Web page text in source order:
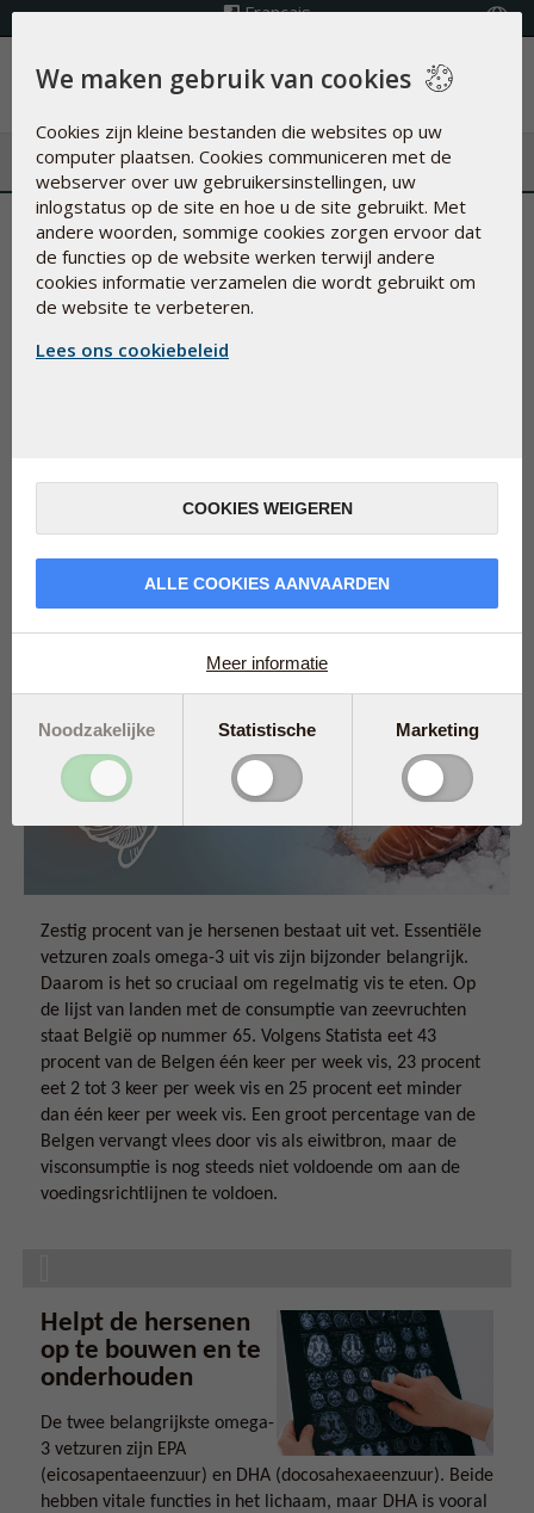
Français
Menu
Je hersenen zijn afhankelijk
van omega 3-vetzuren
visoliesupplement te nemen, omdat je hersenen
zo verslaafd zijn aan vis.
Zestig procent van je hersenen bestaat uit vet. Essentiële
vetzuren zoals omega-3 uit vis zijn bijzonder belangrijk.
Daarom is het so cruciaal om regelmatig vis te eten. Op
de lijst van landen met de consumptie van zeevruchten
staat België op nummer 65. Volgens Statista eet 43
procent van de Belgen één keer per week vis, 23 procent
eet 2 tot 3 keer per week vis en 25 procent eet minder
dan één keer per week vis. Een groot percentage van de
Belgen vervangt vlees door vis als eiwitbron, maar de
visconsumptie is nog steeds niet voldoende om aan de
voedingsrichtlijnen te voldoen.
Helpt de hersenen
op te bouwen en te
onderhouden
De twee belangrijkste omega-
3 vetzuren zijn EPA
(eicosapentaeenzuur) en DHA (docosahexaeenzuur). Beide
hebben vitale functies in het lichaam, maar DHA is vooral
We maken gebruik van cookies
Cookies zijn kleine bestanden die websites op uw
computer plaatsen. Cookies communiceren met de
webserver over uw gebruikersinstellingen, uw
inlogstatus op de site en hoe u de site gebruikt. Met
andere woorden, sommige cookies zorgen ervoor dat
de functies op de website werken terwijl andere
cookies informatie verzamelen die wordt gebruikt om
de website te verbeteren.
Lees ons cookiebeleid
COOKIES WEIGEREN
ALLE COOKIES AANVAARDEN
Meer informatie
Noodzakelijke Statistische Marketing